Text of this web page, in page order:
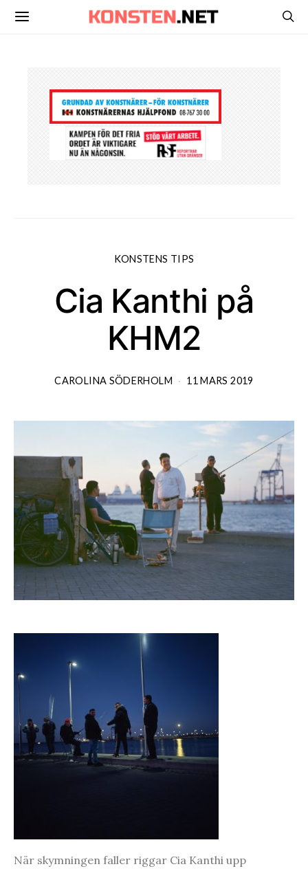
KONSTENS TIPS
Cia Kanthi på
KHM2
CAROLINA SÖDERHOLM 11 MARS 2019
När skymningen faller riggar Cia Kanthi upp